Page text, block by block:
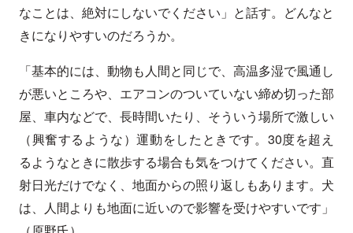
なことは、絶対にしないでください」と話す。どんなと
きになりやすいのだろうか。
「基本的には、動物も人間と同じで、高温多湿で風通し
が悪いところや、エアコンのついていない締め切った部
屋、車内などで、長時間いたり、そういう場所で激しい
（興奮するような）運動をしたときです。30度を超え
るようなときに散歩する場合も気をつけてください。直
射日光だけでなく、地面からの照り返しもあります。犬
は、人間よりも地面に近いので影響を受けやすいです」